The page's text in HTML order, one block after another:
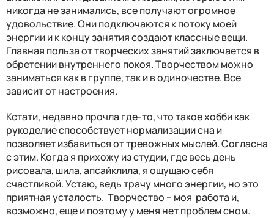
никогда не занимались, все получают огромное
удовольствие. Они подключаются к потоку моей
энергии и к концу занятия создают классные вещи.
Главная польза от творческих занятий заключается в
обретении внутреннего покоя. Творчеством можно
заниматься как в группе, так и в одиночестве. Все
зависит от настроения.
Кстати, недавно прочла где-то, что такое хобби как
рукоделие способствует нормализации сна и
позволяет избавиться от тревожных мыслей. Согласна
с этим. Когда я прихожу из студии, где весь день
рисовала, шила, апсайклила, я ощущаю себя
счастливой. Устаю, ведь трачу много энергии, но это
приятная усталость. Творчество – моя работа и,
возможно, еще и поэтому у меня нет проблем сном.